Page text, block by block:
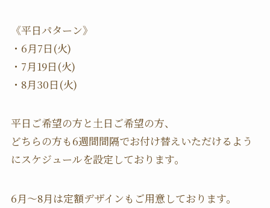
《平日パターン》
・6月7日(火)
・7月19日(火)
・8月30日(火)
平日ご希望の方と土日ご希望の方、
どちらの方も6週間間隔でお付け替えいただけるよう
にスケジュールを設定しております。
6月〜8月は定額デザインもご用意しております。